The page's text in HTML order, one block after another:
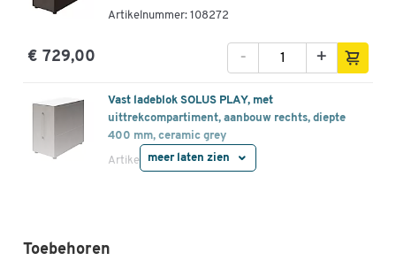
Artikelnummer: 108272
€ 729,00 +
-
Vast ladeblok SOLUS PLAY, met
uittrekcompartiment, aanbouw rechts, diepte
400 mm, ceramic grey
Artikelnummer: 108273
Vast ladeblok SOLUS PLAY, met
meer laten zien
Toebehoren